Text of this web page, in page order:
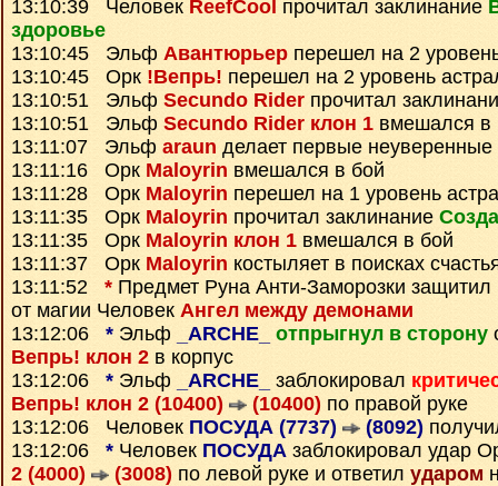
13:10:39 Человек ReefCool прочитал заклинание
здоровье
13:10:45 Эльф Авантюрьер перешел на 2
13:10:45 Орк !Вепрь! перешел на 2 уровень
13:10:51 Эльф Secundo Rider прочитал
13:10:51 Эльф Secundo Rider клон 1 вмешался в
13:11:07 Эльф araun делает первые неуверенные
13:11:16 Орк Maloyrin вмешался в бой
13:11:28 Орк Maloyrin перешел на 1 уровень
13:11:35 Орк Maloyrin прочитал заклинание
13:11:35 Орк Maloyrin клон 1 вмешался в бой
13:11:37 Орк Maloyrin костыляет в поисках
13:11:52 * Предмет Руна Анти-Заморозки
от магии Человек Ангел между демонами
13:12:06 * Эльф _ARCHE_ отпрыгнул в сторону
Вепрь! клон 2 в корпус
13:12:06 * Эльф _ARCHE_ заблокировал
Вепрь! клон 2 (10400)
(10400) по правой руке
13:12:06 Человек ПОСУДА (7737) (8092)
13:12:06 * Человек ПОСУДА заблокировал удар
2 (4000)
(3008) по левой руке и ответил ударом